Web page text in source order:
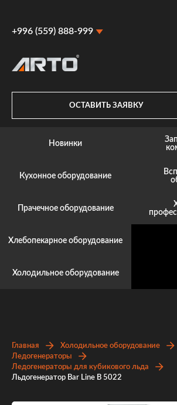
+996 (559) 888-999
+996 (559) 888-999
ОСТАВИТЬ ЗАЯВКУ
Новинки
Кухонное оборудование
Прачечное оборудование
Хлебопекарное оборудование
Холодильное оборудование
Главная
Холодильное оборудование
Ледогенераторы
Ледогенераторы для кубикового льда
Льдогенератор Bar Line B 5022